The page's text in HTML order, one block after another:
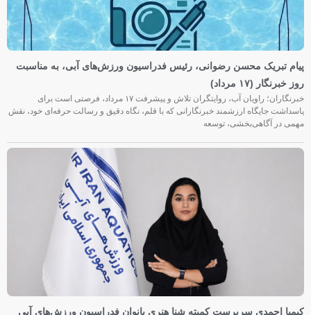
پیام تبریک محسن رضوانی، رئیس فدراسیون ورزش‌های آبی، به مناسبت
روز خبرنگار (۱۷ مرداد)
خبرنگاران؛ راویان آب، روایتگران تلاش و پیشرفت ۱۷ مرداد، فرصتی است برای
پاسداشت جایگاه ارزشمند خبرنگارانی که با قلم، نگاه دقیق و رسالت حرفه‌ای خود، نقش
مهمی در آگاهی‌بخشی، توسعه
کیمیا احمدی سرپرست کمیته شنا هنری بانوان فدراسیون ورزش‌های آبی